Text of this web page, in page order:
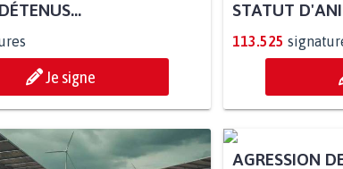
Je signe
STATUT
113.525